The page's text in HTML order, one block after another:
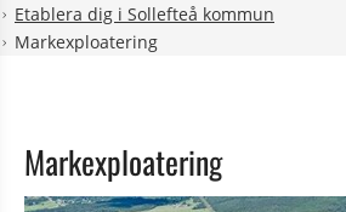
Etablera dig i Sollefteå kommun
Markexploatering
Markexploatering